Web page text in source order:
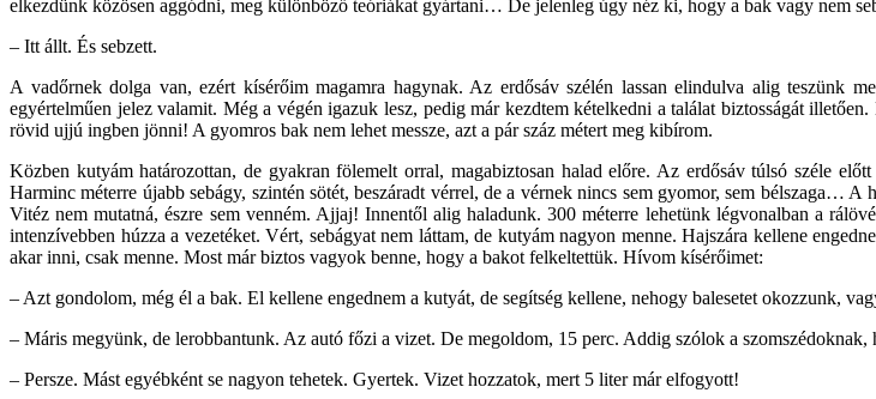
elkezdünk közösen aggódni, meg különböző teóriákat gyártani… De jelenleg úgy néz ki, hogy a bak vagy nem
– Itt állt. És sebzett.
A vadőrnek dolga van, ezért kísérőim magamra hagynak. Az erdősáv szélén lassan elindulva alig teszünk
egyértelműen jelez valamit. Még a végén igazuk lesz, pedig már kezdtem kételkedni a találat biztosságát
rövid ujjú ingben jönni! A gyomros bak nem lehet messze, azt a pár száz métert meg kibírom.
Közben kutyám határozottan, de gyakran fölemelt orral, magabiztosan halad előre. Az erdősáv túlsó széle
Harminc méterre újabb sebágy, szintén sötét, beszáradt vérrel, de a vérnek nincs sem gyomor, sem bélszaga…
Vitéz nem mutatná, észre sem venném. Ajjaj! Innentől alig haladunk. 300 méterre lehetünk légvonalban a
intenzívebben húzza a vezetéket. Vért, sebágyat nem láttam, de kutyám nagyon menne. Hajszára kellene
akar inni, csak menne. Most már biztos vagyok benne, hogy a bakot felkeltettük. Hívom kísérőimet:
– Azt gondolom, még él a bak. El kellene engednem a kutyát, de segítség kellene, nehogy balesetet okozzunk,
– Máris megyünk, de lerobbantunk. Az autó főzi a vizet. De megoldom, 15 perc. Addig szólok a
– Persze. Mást egyébként se nagyon tehetek. Gyertek. Vizet hozzatok, mert 5 liter már elfogyott!